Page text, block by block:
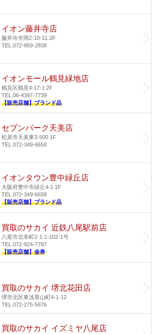
イオン藤井寺店
藤井寺市岡2-10-11 2F
TEL.072-959-2838
イオンモール鶴見緑地店
鶴見区鶴見4-17-1 2F
TEL.06-4397-7739
【販売店舗】ブランド品
セブンパーク天美店
松原市天美東3-500 1F
TEL.072-349-6658
イオンタウン豊中緑丘店
大阪府豊中市緑丘4-1 1F
TEL.072-349-6658
【販売店舗】ブランド品
買取のサカイ 近鉄八尾駅前店
八尾市北本町2-1-1-102-1号
TEL.072-924-7787
【販売店舗】金券
買取のサカイ 堺北花田店
堺市北区東浅香山町4-1-12
TEL.072-275-5676
買取のサカイ イズミヤ八尾店